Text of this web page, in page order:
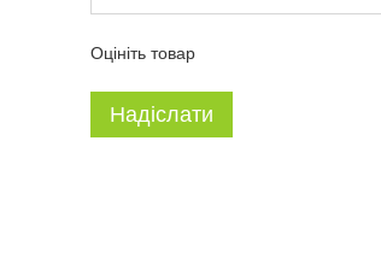
Оцініть товар
Надіслати